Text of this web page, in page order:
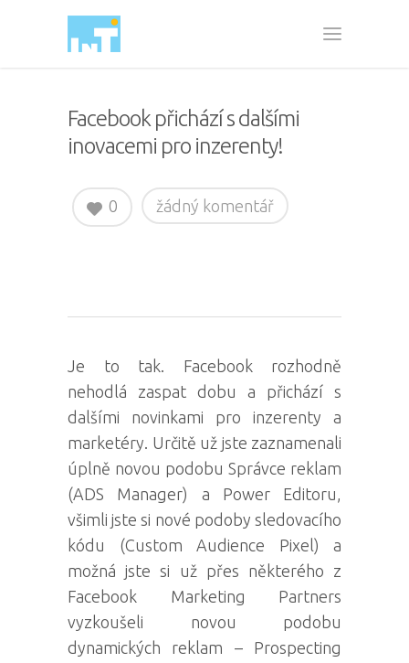
Facebook přichází s dalšími
inovacemi pro inzerenty!
žádný komentář
0
Je to tak. Facebook rozhodně
nehodlá zaspat dobu a přichází s
dalšími novinkami pro inzerenty a
marketéry. Určitě už jste zaznamenali
úplně novou podobu Správce reklam
(ADS Manager) a Power Editoru,
všimli jste si nové podoby sledovacího
kódu (Custom Audience Pixel) a
možná jste si už přes některého z
Facebook Marketing Partners
vyzkoušeli novou podobu
dynamických reklam – Prospecting